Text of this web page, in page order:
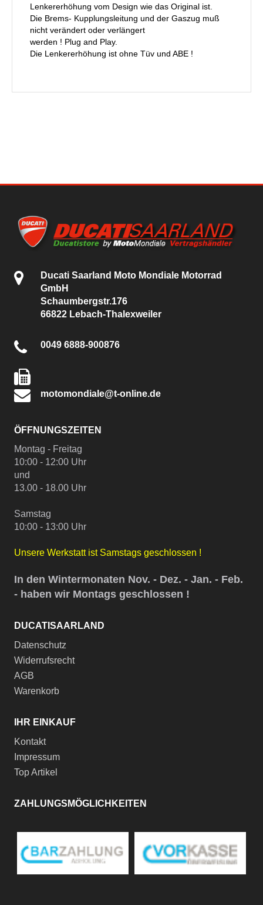
Lenkererhöhung vom Design wie das Original ist.
Die Brems- Kupplungsleitung und der Gaszug muß
nicht verändert oder verlängert
werden ! Plug and Play.
Die Lenkererhöhung ist ohne Tüv und ABE !
Ducati Saarland Moto Mondiale Motorrad
GmbH
Schaumbergstr.176
66822 Lebach-Thalexweiler
0049 6888-900876
motomondiale@t-online.de
ÖFFNUNGSZEITEN
Montag - Freitag
10:00 - 12:00 Uhr
und
13.00 - 18.00 Uhr
Samstag
10:00 - 13:00 Uhr
Unsere Werkstatt ist Samstags geschlossen !
In den Wintermonaten Nov. - Dez. - Jan. - Feb.
- haben wir Montags geschlossen !
DUCATISAARLAND
Datenschutz
Widerrufsrecht
AGB
Warenkorb
IHR EINKAUF
Kontakt
Impressum
Top Artikel
ZAHLUNGSMÖGLICHKEITEN